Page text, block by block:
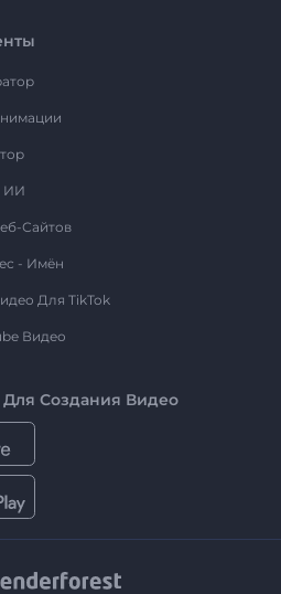
ИИ
Сайтов
- Имён
Для TikTok
Видео
Создания Видео